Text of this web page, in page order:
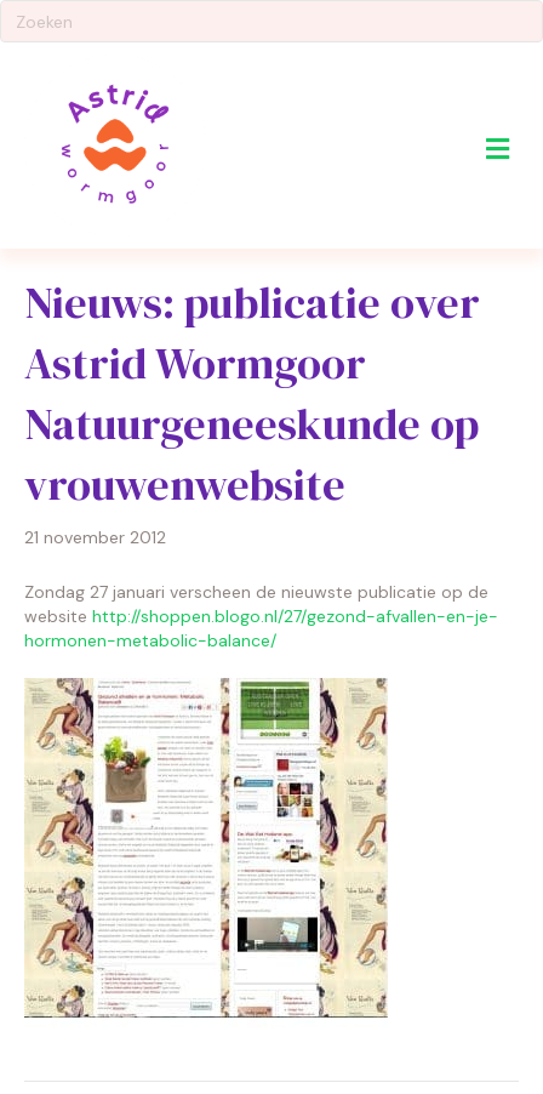
Nieuws: publicatie over
Astrid Wormgoor
Natuurgeneeskunde op
vrouwenwebsite
21 november 2012
Zondag 27 januari verscheen de nieuwste publicatie op de
website http://shoppen.blogo.nl/27/gezond-afvallen-en-je-
hormonen-metabolic-balance/